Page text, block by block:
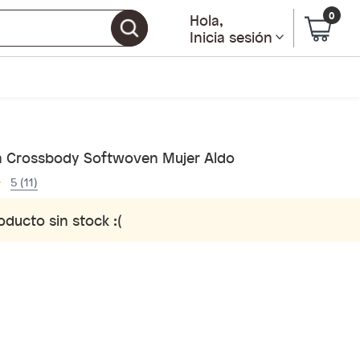
Hola,
Inicia sesión
0
Crossbody Softwoven Mujer Aldo
5 (11)
sin stock :(